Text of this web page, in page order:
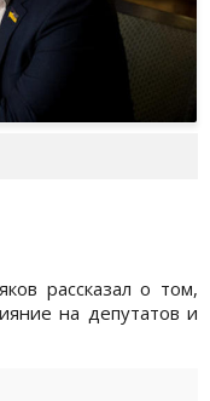
рассказал о том,
на депутатов и